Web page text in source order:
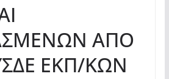
ΑΠΟ
ΕΚΠ/ΚΩΝ